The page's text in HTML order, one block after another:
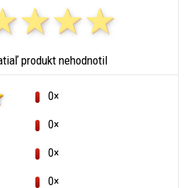
produkt nehodnotil
0×
0×
0×
0×